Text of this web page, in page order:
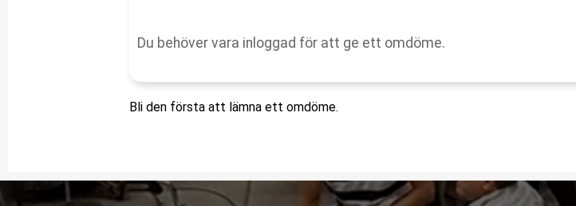
Bli den första att lämna ett omdöme.